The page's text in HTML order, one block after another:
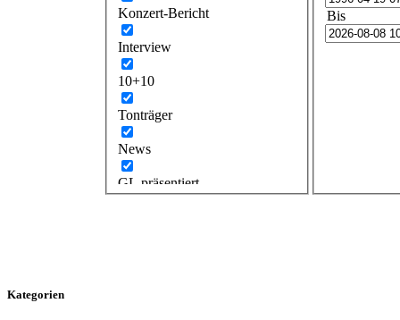
Konzert-Bericht
Interview
10+10
Tonträger
News
GL präsentiert
Bis
Kategorien